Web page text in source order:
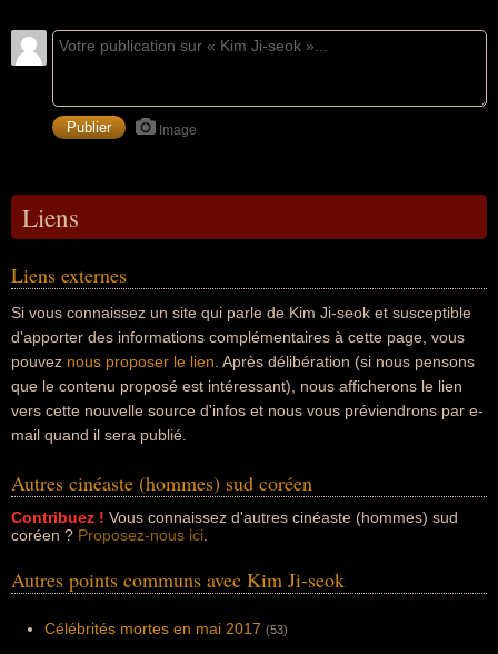
Image
Liens
Liens externes
Si vous connaissez un site qui parle de Kim Ji-seok et susceptible
d'apporter des informations complémentaires à cette page, vous
pouvez nous proposer le lien . Après délibération (si nous pensons
que le contenu proposé est intéressant), nous afficherons le lien
vers cette nouvelle source d'infos et nous vous préviendrons par e-
mail quand il sera publié.
Autres cinéaste (hommes) sud coréen
Contribuez ! Vous connaissez d'autres cinéaste (hommes) sud
coréen ? Proposez-nous ici
Autres points communs avec Kim Ji-seok
Célébrités mortes en mai 2017 (53)